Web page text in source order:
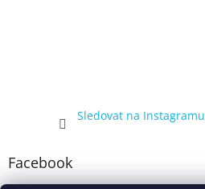
Sledovat na Instagramu
Facebook